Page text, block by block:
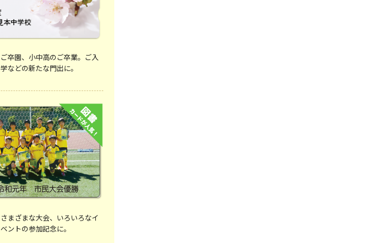
ご卒園、小中高のご卒業。ご入
学などの新たな門出に。
さまざまな大会、いろいろなイ
ベントの参加記念に。